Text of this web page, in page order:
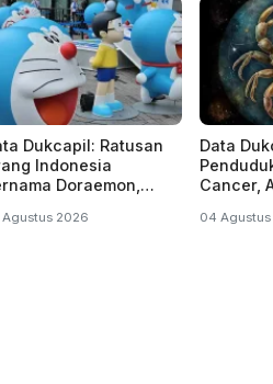
Dukcapil: Ratusan
Indonesia
Doraemon,
Agustus 2026
Data
Cancer,
04